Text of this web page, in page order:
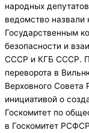
народных
ведомство назвали
Государственным
безопасности и
СССР и КГБ СССР.
переворота в
Верховного Совета
инициативой о
Госкомитет по
в Госкомитет